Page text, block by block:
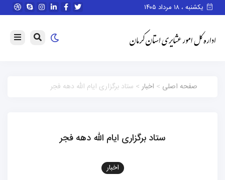
یکشنبه ، ۱۸ مرداد ۱۴۰۵
صفحه اصلی > اخبار> ستاد برگزاری ایام الله دهه فجر
ستاد برگزاری ایام الله دهه فجر
اخبار